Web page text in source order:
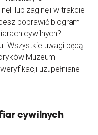
lub zaginęli w trakcie
poprawić biogram
cywilnych?
Wszystkie uwagi będą
Muzeum
uzupełniane
cywilnych